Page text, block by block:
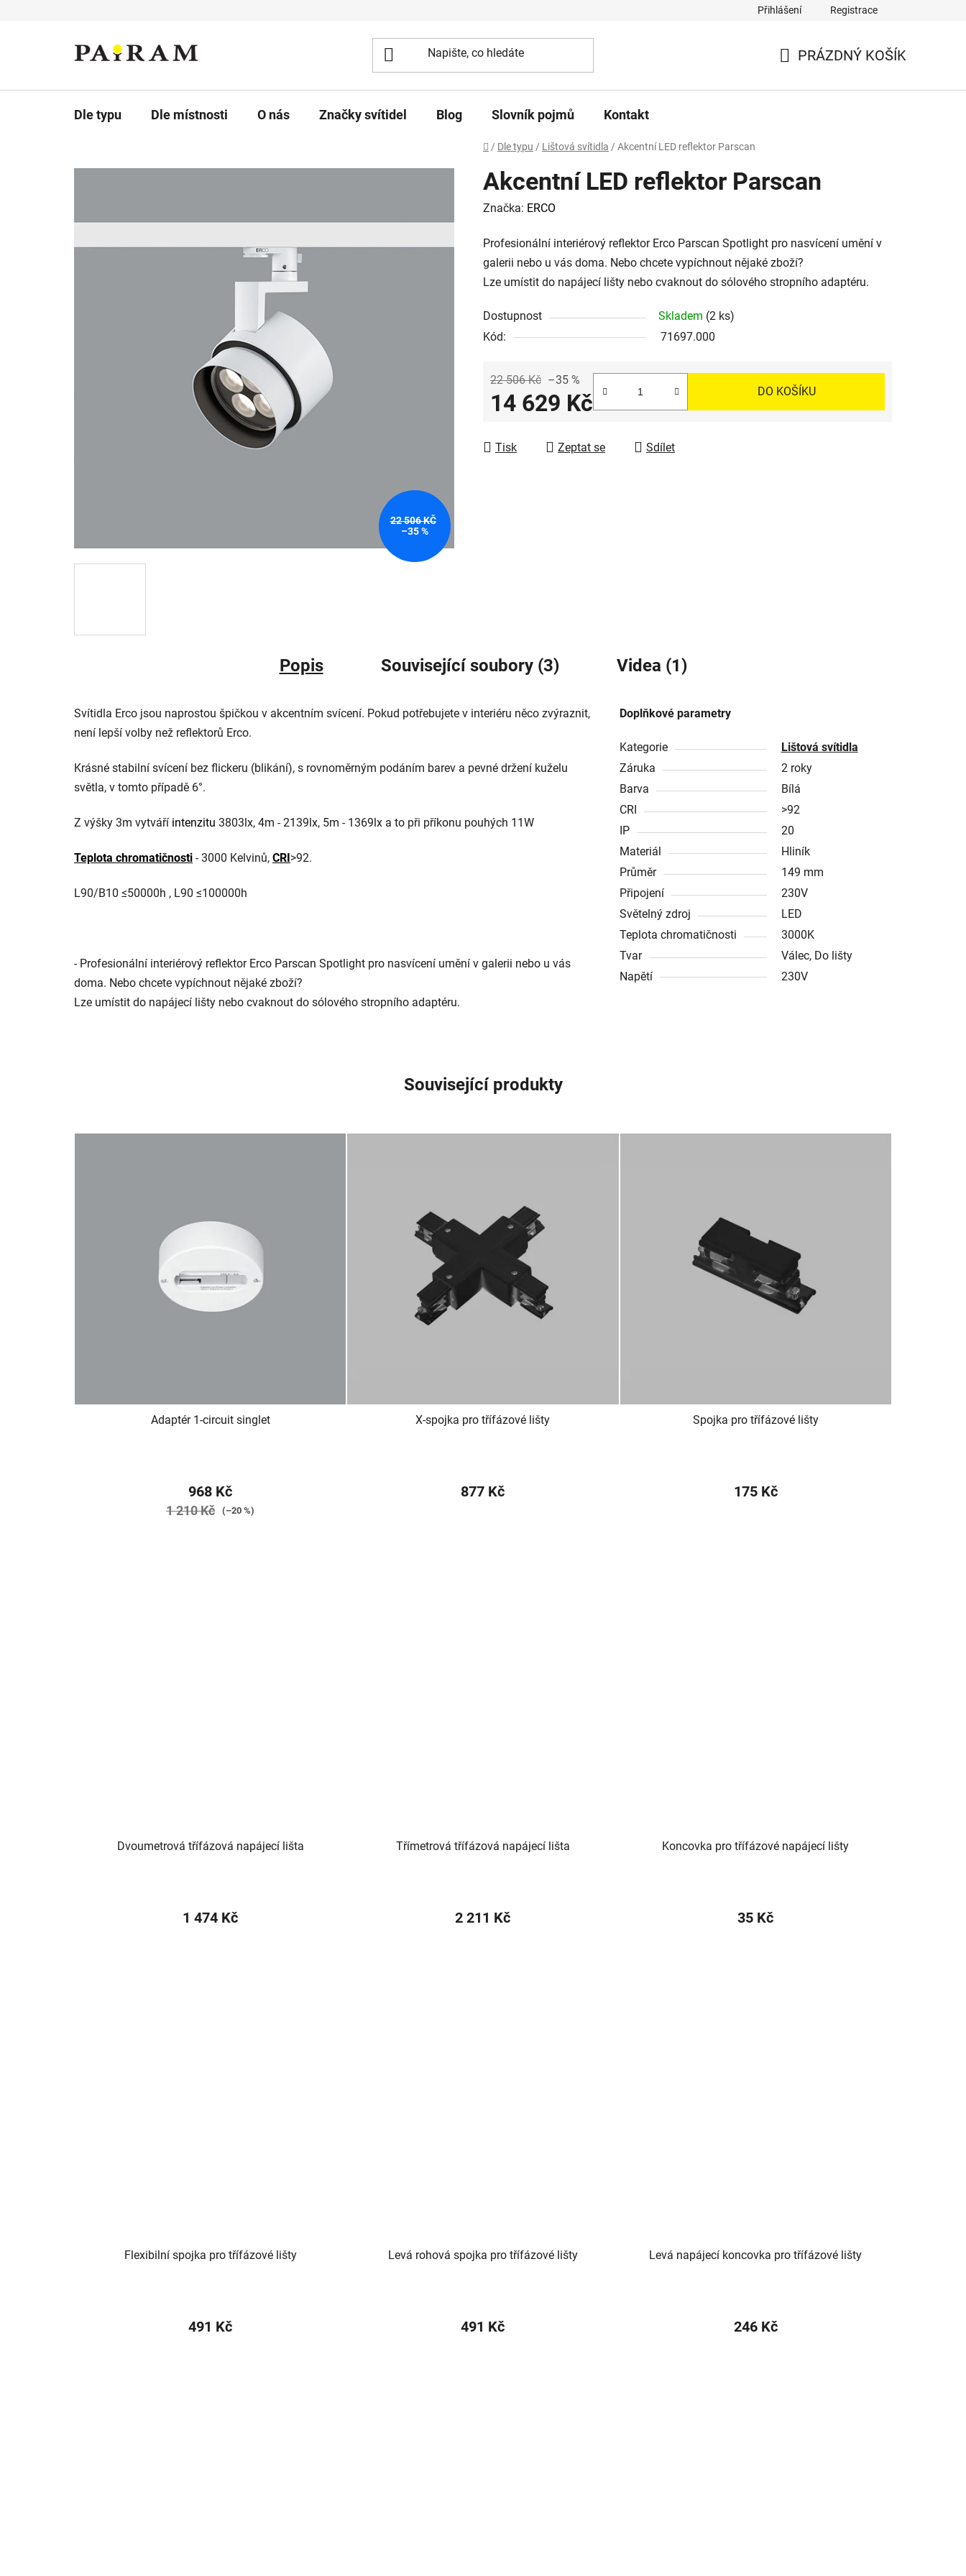
Přihlášení Registrace
PRÁZDNÝ KOŠÍK
Dle typu Dle místnosti O nás Značky svítidel Blog Slovník pojmů Kontakt
Domů
/ Dle typu / Lištová svítidla / Akcentní LED reflektor Parscan
Akcentní LED reflektor Parscan
Značka: ERCO
Profesionální interiérový reflektor Erco Parscan Spotlight pro nasvícení umění v
galerii nebo u vás doma. Nebo chcete vypíchnout nějaké zboží?
Lze umístit do napájecí lišty nebo cvaknout do sólového stropního adaptéru.
Dostupnost Skladem (2 ks)
Kód:
71697.000
22 506 Kč –35 %
14 629 Kč DO KOŠÍKU
Tisk Zeptat se Sdílet
22 506 KČ
–35 %
Popis Související soubory (3) Videa (1)
Svítidla Erco jsou naprostou špičkou v akcentním svícení. Pokud potřebujete v interiéru něco zvýraznit,
není lepší volby než reflektorů Erco.
Krásné stabilní svícení bez flickeru (blikání), s rovnoměrným podáním barev a pevné držení kuželu
světla, v tomto případě 6°.
Z výšky 3m vytváří intenzitu 3803lx, 4m - 2139lx, 5m - 1369lx a to při příkonu pouhých 11W
Teplota chromatičnosti - 3000 Kelvinů, CRI>92.
L90/B10 ≤50000h , L90 ≤100000h
- Profesionální interiérový reflektor Erco Parscan Spotlight pro nasvícení umění v galerii nebo u vás
doma. Nebo chcete vypíchnout nějaké zboží?
Lze umístit do napájecí lišty nebo cvaknout do sólového stropního adaptéru.
Doplňkové parametry
Kategorie
Lištová svítidla
Záruka
2 roky
Barva
Bílá
CRI
>92
IP
20
Materiál
Hliník
Průměr
149 mm
Připojení
230V
Světelný zdroj
LED
Teplota chromatičnosti
3000K
Tvar
Válec, Do lišty
Napětí
230V
Související produkty
Adaptér 1-circuit singlet
968 Kč
1 210 Kč (–20 %)
X-spojka pro třífázové lišty
877 Kč
Spojka pro třífázové lišty
175 Kč
Dvoumetrová třífázová napájecí lišta
1 474 Kč
Třímetrová třífázová napájecí lišta
2 211 Kč
Koncovka pro třífázové napájecí lišty
35 Kč
Flexibilní spojka pro třífázové lišty
491 Kč
Levá rohová spojka pro třífázové lišty
491 Kč
Levá napájecí koncovka pro třífázové lišty
246 Kč